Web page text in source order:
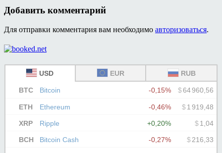
Добавить комментарий
Для отправки комментария вам необходимо авторизоваться.